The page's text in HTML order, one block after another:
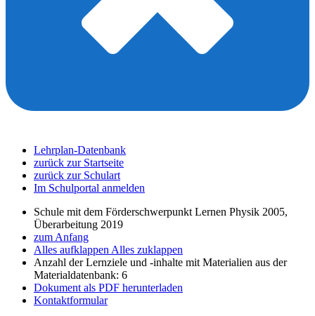
Lehrplan-Datenbank
zurück zur Startseite
zurück zur Schulart
Im Schulportal anmelden
Schule mit dem Förderschwerpunkt Lernen Physik 2005,
Überarbeitung 2019
zum Anfang
Alles aufklappen Alles zuklappen
Anzahl der Lernziele und -inhalte mit Materialien aus der
Materialdatenbank: 6
Dokument als PDF herunterladen
Kontaktformular